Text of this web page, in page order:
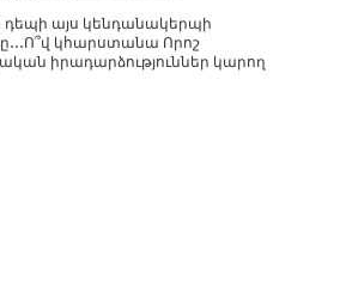
դեպի այս կենդանակերպի
կհարստանա Որոշ
իրադարձություններ կարող